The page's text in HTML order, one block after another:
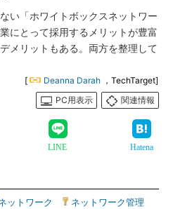
い「ホワイトボックスネットワー
にとって採用するメリットが豊富
メリットもある。両方を整理して
[ Deanna Darah ，TechTarget]
PC用表示
関連情報
LINE Hatena
ットワーク ネットワーク管理